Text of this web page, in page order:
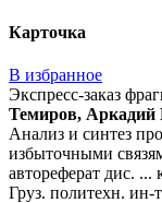
Карточка
В избранное
Экспресс-заказ
Темиров,
Анализ и синтез
избыточными
автореферат дис. ...
Груз. политехн.